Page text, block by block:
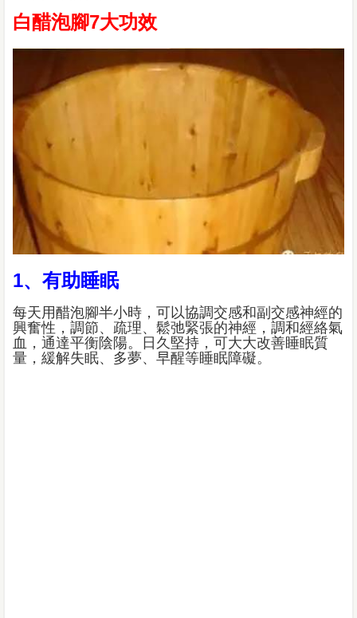
白醋泡腳7大功效
1、有助睡眠
每天用醋泡腳半小時，可以協調交感和副交感神經的
興奮性，調節、疏理、鬆弛緊張的神經，調和經絡氣
血，通達平衡陰陽。日久堅持，可大大改善睡眠質
量，緩解失眠、多夢、早醒等睡眠障礙。